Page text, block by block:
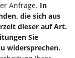
Anfrage. In
die sich aus
dieser auf Art.
Sie
widersprechen.